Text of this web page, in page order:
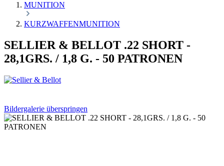
MUNITION
KURZWAFFENMUNITION
SELLIER & BELLOT .22 SHORT -
28,1GRS. / 1,8 G. - 50 PATRONEN
Bildergalerie überspringen